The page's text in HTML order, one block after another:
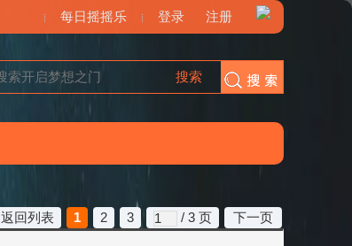
每日摇摇乐 登录 注册
搜索
1
2 3 / 3 页 下一页
返回列表